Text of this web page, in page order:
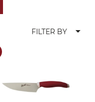
FILTER BY arrow_drop_down